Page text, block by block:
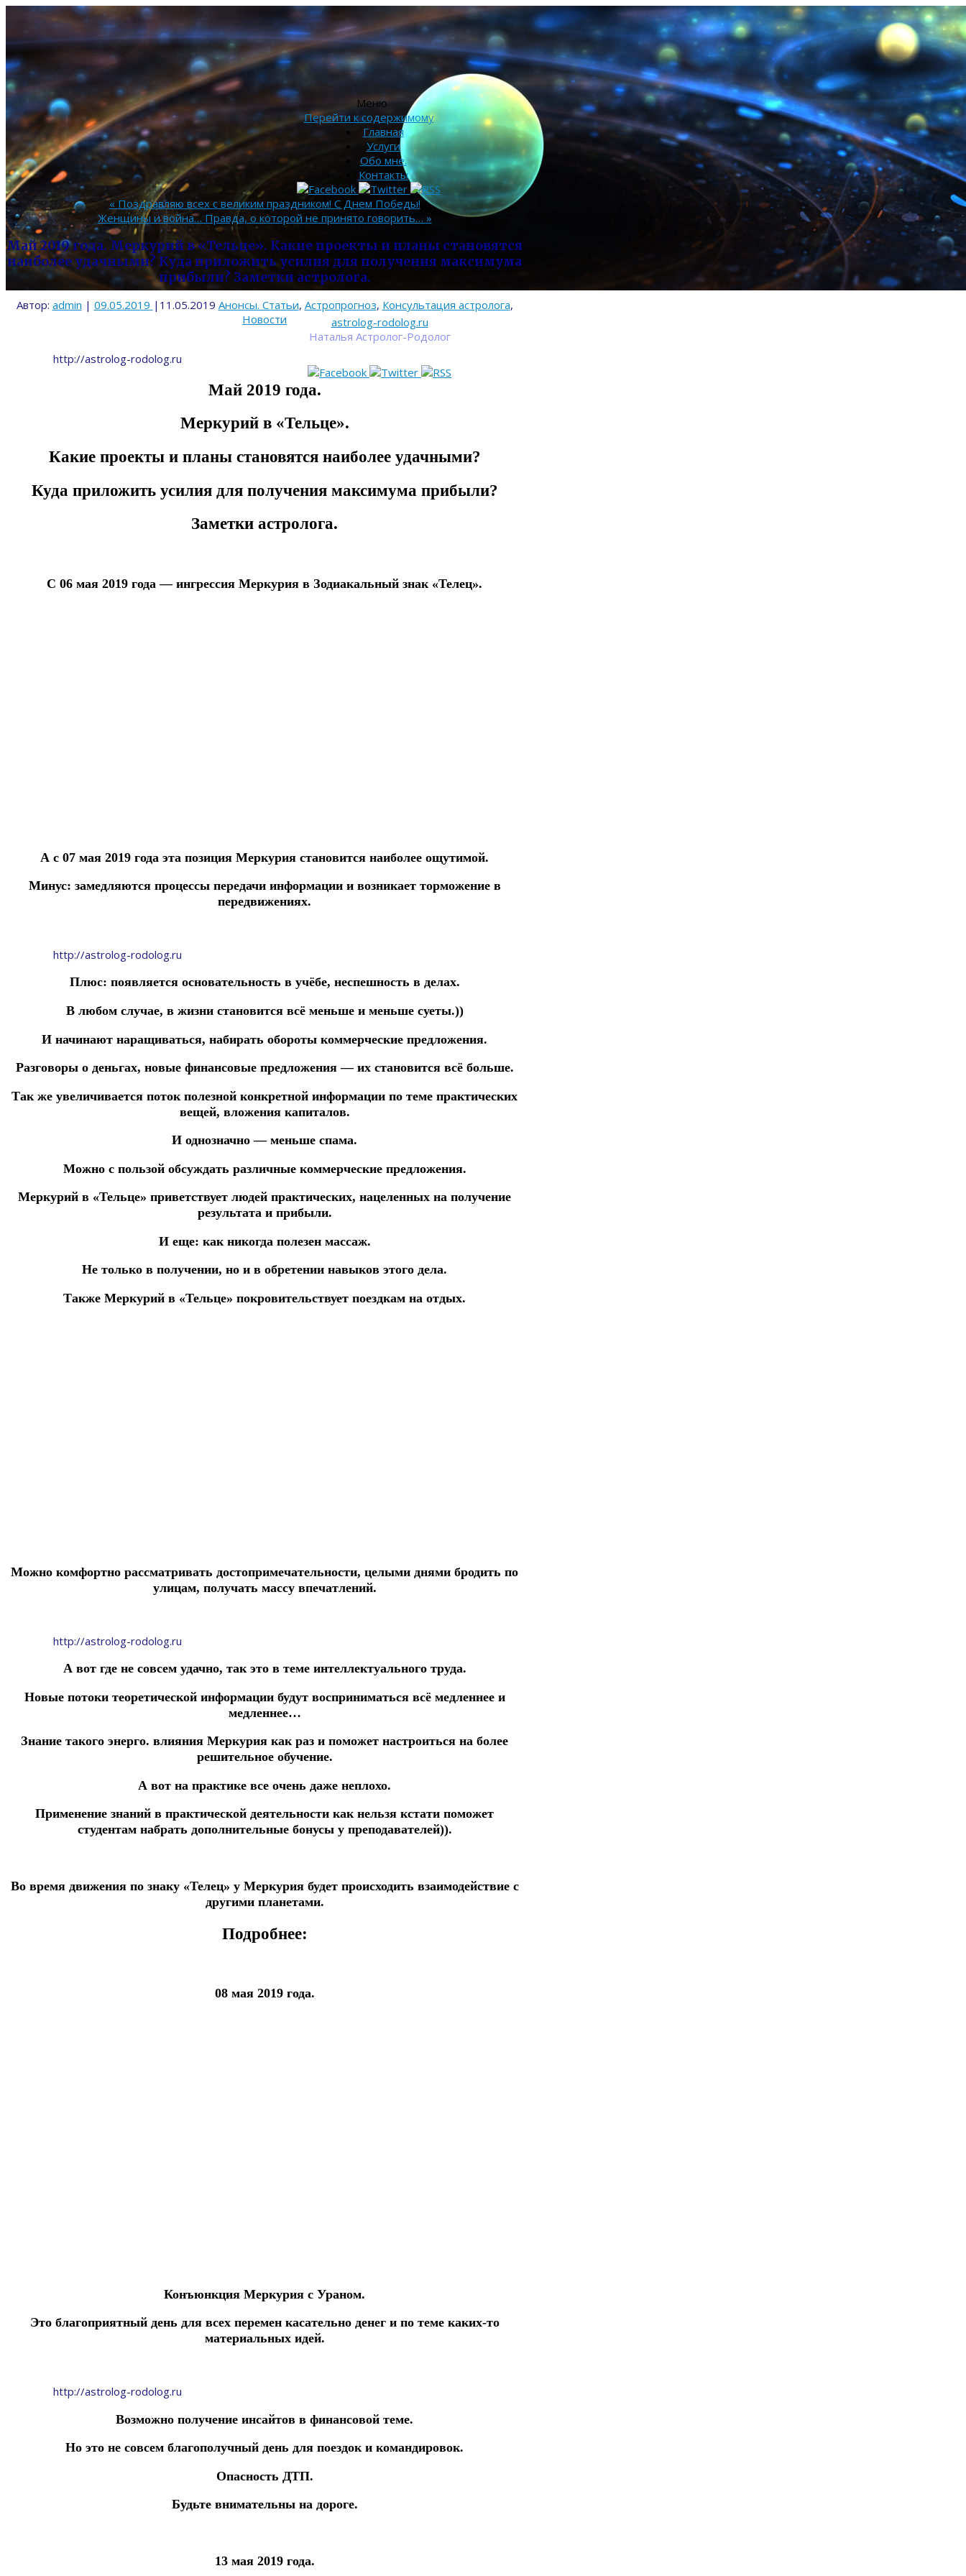
astrolog-rodolog.ru
Наталья Астролог-Родолог
Меню
Перейти к содержимому
Главная
Услуги
Обо мне.
Контакты
«Поздравляю всех с великим праздником! С Днем Победы!
Жeнщины и война… Правда, о кoтopoй нe пpинятo гoвopить… »
Май 2019 года. Меркурий в «Тельце». Какие проекты и планы становятся
наиболее удачными? Куда приложить усилия для получения максимума
прибыли? Заметки астролога.
Автор: admin | 09.05.2019 | 11.05.2019 Анонсы. Статьи, Астропрогноз, Консультация астролога,
Новости
http://astrolog-rodolog.ru
Май 2019 года.
Меркурий в «Тельце».
Какие проекты и планы становятся наиболее удачными?
Куда приложить усилия для получения максимума прибыли?
Заметки астролога.
С 06 мая 2019 года — ингрессия Меркурия в Зодиакальный знак «Телец».
А с 07 мая 2019 года эта позиция Меркурия становится наиболее ощутимой.
Минус: замедляются процессы передачи информации и возникает торможение в
передвижениях.
http://astrolog-rodolog.ru
Плюс: появляется основательность в учёбе, неспешность в делах.
В любом случае, в жизни становится всё меньше и меньше суеты.))
И начинают наращиваться, набирать обороты коммерческие предложения.
Разговоры о деньгах, новые финансовые предложения — их становится всё больше.
Так же увеличивается поток полезной конкретной информации по теме практических
вещей, вложения капиталов.
И однозначно — меньше спама.
Можно с пользой обсуждать различные коммерческие предложения.
Меркурий в «Тельце» приветствует людей практических, нацеленных на получение
результата и прибыли.
И еще: как никогда полезен массаж.
Не только в получении, но и в обретении навыков этого дела.
Также Меркурий в «Тельце» покровительствует поездкам на отдых.
Можно комфортно рассматривать достопримечательности, целыми днями бродить по
улицам, получать массу впечатлений.
http://astrolog-rodolog.ru
А вот где не совсем удачно, так это в теме интеллектуального труда.
Новые потоки теоретической информации будут восприниматься всё медленнее и
медленнее…
Знание такого энерго. влияния Меркурия как раз и поможет настроиться на более
решительное обучение.
А вот на практике все очень даже неплохо.
Применение знаний в практической деятельности как нельзя кстати поможет
студентам набрать дополнительные бонусы у преподавателей)).
Во время движения по знаку «Телец» у Меркурия будет происходить взаимодействие с
другими планетами.
Подробнее:
08 мая 2019 года.
Конъюнкция Меркурия с Ураном.
Это благоприятный день для всех перемен касательно денег и по теме каких-то
материальных идей.
http://astrolog-rodolog.ru
Возможно получение инсайтов в финансовой теме.
Но это не совсем благополучный день для поездок и командировок.
Опасность ДТП.
Будьте внимательны на дороге.
13 мая 2019 года.